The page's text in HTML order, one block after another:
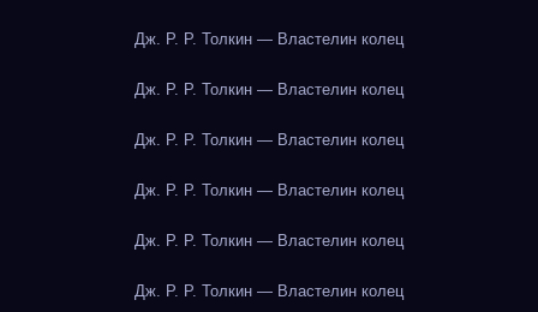
Дж. Р. Р. Толкин — Властелин колец
Дж. Р. Р. Толкин — Властелин колец
Дж. Р. Р. Толкин — Властелин колец
Дж. Р. Р. Толкин — Властелин колец
Дж. Р. Р. Толкин — Властелин колец
Дж. Р. Р. Толкин — Властелин колец